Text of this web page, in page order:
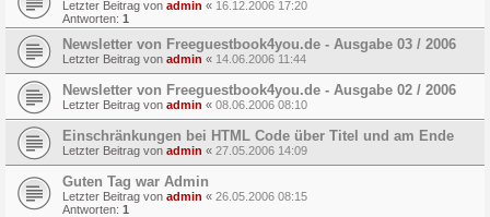
Letzter Beitrag von admin « 16.12.2006 17:20
Antworten: 1
Newsletter von Freeguestbook4you.de - Ausgabe 03 / 2006
Letzter Beitrag von admin « 14.06.2006 11:44
Newsletter von Freeguestbook4you.de - Ausgabe 02 / 2006
Letzter Beitrag von admin « 08.06.2006 08:10
Einschränkungen bei HTML Code über Titel und am Ende
Letzter Beitrag von admin « 27.05.2006 14:09
Guten Tag war Admin
Letzter Beitrag von admin « 26.05.2006 08:15
Antworten: 1